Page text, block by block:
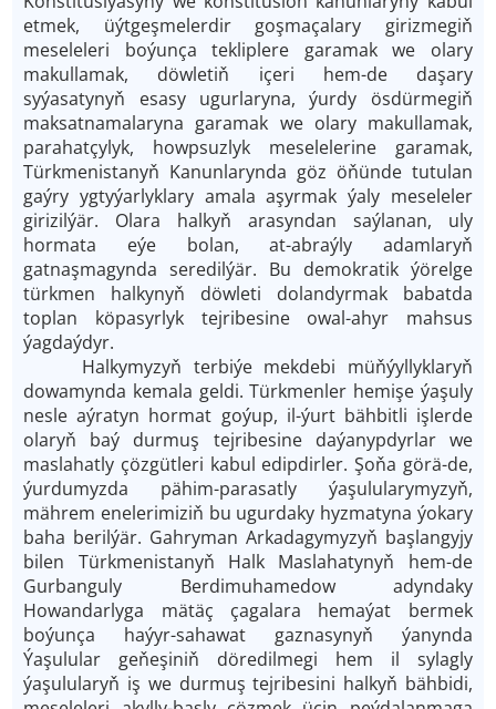
etmek, üýtgeşmelerdir goşmaçalary girizmegiň
meseleleri boýunça tekliplere garamak we olary
makullamak, döwletiň içeri hem-de daşary
syýasatynyň esasy ugurlaryna, ýurdy ösdürmegiň
maksatnamalaryna garamak we olary makullamak,
parahatçylyk, howpsuzlyk meselelerine garamak,
Türkmenistanyň Kanunlarynda göz öňünde tutulan
gaýry ygtyýarlyklary amala aşyrmak ýaly meseleler
girizilýär. Olara halkyň arasyndan saýlanan, uly
hormata eýe bolan, at-abraýly adamlaryň
gatnaşmagynda seredilýär. Bu demokratik ýörelge
türkmen halkynyň döwleti dolandyrmak babatda
toplan köpasyrlyk tejribesine owal-ahyr mahsus
ýagdaýdyr.
Halkymyzyň terbiýe mekdebi müň­ýyllyklaryň
dowamynda kemala geldi. Türkmenler hemişe ýaşuly
nesle aýratyn hormat goýup, il-ýurt bähbitli işlerde
olaryň baý durmuş tejribesine daýanypdyrlar we
maslahatly çözgütleri kabul edipdirler. Şo­ňa görä-de,
ýurdumyzda pähim-parasatly ýaşulularymyzyň,
mährem enelerimiziň bu ugurdaky hyzmatyna ýokary
baha berilýär. Gahryman Arkadagymyzyň başlangyjy
bilen Türkmenistanyň Halk Maslahatynyň hem-de
Gurbanguly Berdimuhamedow adyndaky
Howandarlyga mätäç çagalara hemaýat bermek
boýunça haýyr-sahawat gaznasynyň ýanynda
Ýaşulular ge­ňeşiniň döredilmegi hem il sylagly
ýaşulularyň iş we durmuş tejribesini halkyň bähbidi,